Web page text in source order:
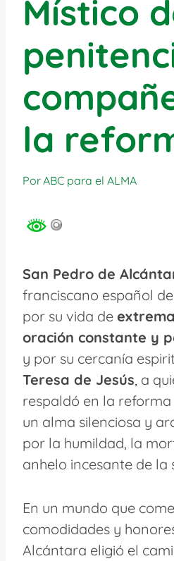
Místico
la
PorABC para el ALMA
San Pedro de
franciscano español
por su vida de
oración constante y
y por su cercanía
Teresa de Jesús, a
respaldó en la reforma
un alma silenciosa y
por la humildad, la
anhelo incesante de la
En un mundo que
comodidades y
Alcántara eligió el